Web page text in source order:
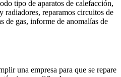
tipo de aparatos de calefacción,
y radiadores, reparamos circuitos de
de gas, informe de anomalías de
una empresa para que se repare